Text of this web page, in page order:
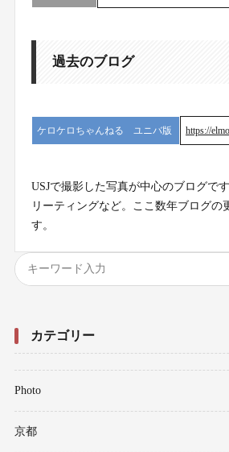
過去のブログ
ケロケロちゃんねる ユニバ版 https://
USJで撮影した写真が中心のブログで
リーティングなど。ここ数年ブログの
す。
カテゴリー
Photo
京都